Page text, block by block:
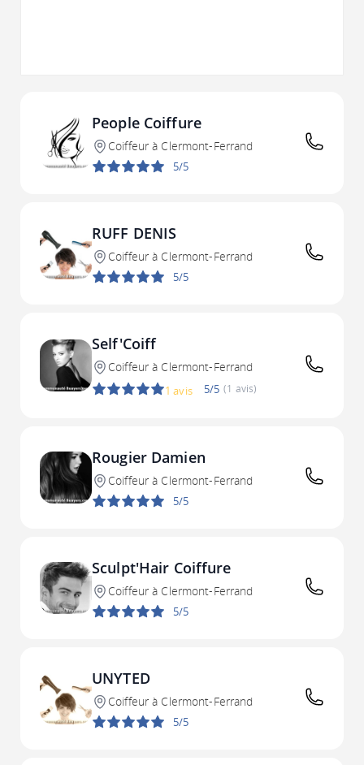
People Coiffure
Coiffeur à Clermont-Ferrand
5/5
RUFF DENIS
Coiffeur à Clermont-Ferrand
5/5
Self'Coiff
Coiffeur à Clermont-Ferrand
1 avis 5/5 (1 avis)
Rougier Damien
Coiffeur à Clermont-Ferrand
5/5
Sculpt'Hair Coiffure
Coiffeur à Clermont-Ferrand
5/5
UNYTED
Coiffeur à Clermont-Ferrand
5/5